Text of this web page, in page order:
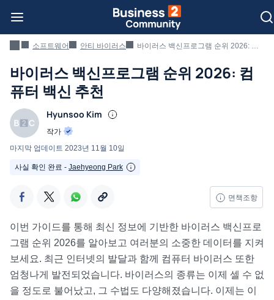
소프트웨어 안티 바이러스 바이러스 백신프로그램 순위 2026: 컴퓨터 백신 추천
바이러스 백신프로그램 순위 2026: 컴
퓨터 백신 추천
사실 확인 완료 - Jaehyeong Park
Hyunsoo Kim
작가
면책조항
마지막 업데이트 2023년 11월 10일
이번 가이드를 통해 최신 정보에 기반한 바이러스 백신프로
그램 순위 2026를 알아보고 여러분의 소중한 데이터를 지켜
보세요. 최근 인터넷의 발달과 함께 컴퓨터 바이러스 또한
엄청나게 발전되었습니다. 바이러스의 종류는 이제 셀 수 없
을 정도로 불어났고, 그 수법도 다양해졌습니다. 이제는 이